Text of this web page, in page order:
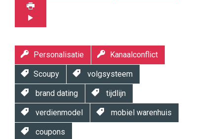
Personalisatie Kanaalconflict
Scoupy volgsysteem
brand dating tijdlijn
verdienmodel mobiel warenhuis
coupons